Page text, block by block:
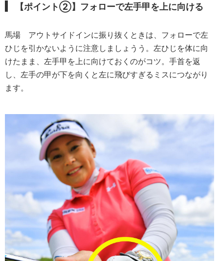
【ポイント②】 フォローで左手甲を上に向ける
馬場 アウトサイドインに振り抜くときは、フォローで左
ひじを引かないように注意しましょうう。左ひじを体に向
けたまま、左手甲を上に向けておくのがコツ。手首を返
し、左手の甲が下を向くと左に飛びすぎるミスにつながり
ます。